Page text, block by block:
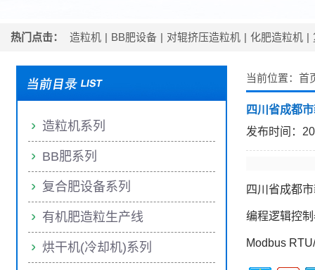
热门点击： 造粒机 | BB肥设备 | 对辊挤压造粒机 | 化肥造粒机 |
当前位置： 首
四川省成都
发布时间：
四川省成都
编程逻辑控
Modbus
造粒机系列
BB肥系列
复合肥设备系列
有机肥造粒生产线
烘干机(冷却机)系列